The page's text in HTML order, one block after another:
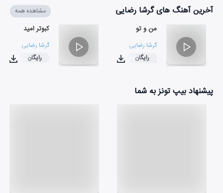
آخرین آهنگ های گرشا رضایی مشاهده همه
من و تو
گرشا رضایی
۰۲:۳۵
رایگان
کبوتر امید
گرشا رضایی
۰۳:۳۲
رایگان
پیشنهاد بیپ تونز به شما